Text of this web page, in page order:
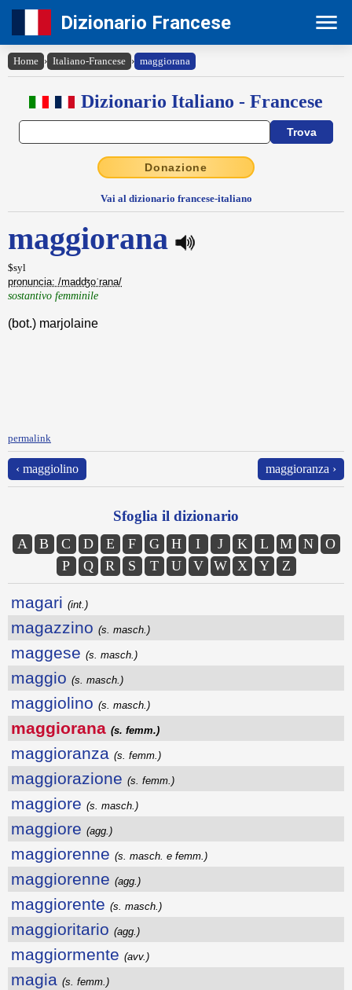
Dizionario Francese
Home › Italiano-Francese › maggiorana
Dizionario Italiano - Francese
Donazione
Vai al dizionario francese-italiano
maggiorana
$syl
pronuncia: /madʤoˈrana/
sostantivo femminile
(bot.) marjolaine
permalink
‹ maggiolino maggioranza ›
Sfoglia il dizionario
A B C D E F G H I J K L M N
O
P
Q R S T U V W X Y Z
magari (int.)
magazzino (s. masch.)
maggese (s. masch.)
maggio (s. masch.)
maggiolino (s. masch.)
maggiorana (s. femm.)
maggioranza (s. femm.)
maggiorazione (s. femm.)
maggiore (s. masch.)
maggiore (agg.)
maggiorenne (s. masch. e femm.)
maggiorenne (agg.)
maggiorente (s. masch.)
maggioritario (agg.)
maggiormente (avv.)
magia (s. femm.)